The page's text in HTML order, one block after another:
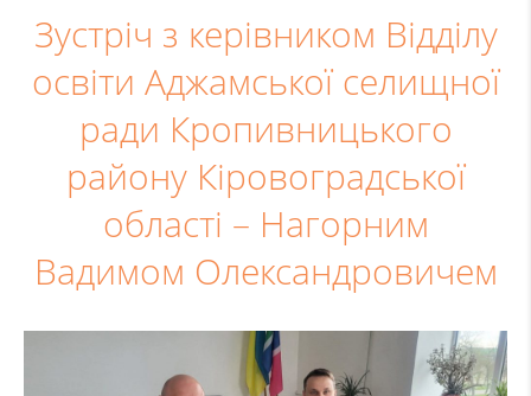
Зустріч з керівником Відділу
освіти Аджамської селищної
ради Кропивницького
району Кіровоградської
області – Нагорним
Вадимом Олександровичем